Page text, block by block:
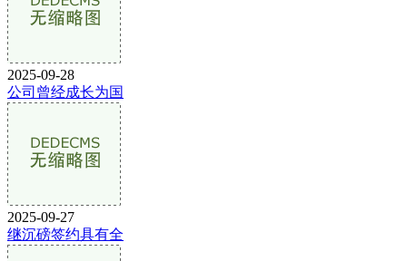
2025-09-28
公司曾经成长为国
2025-09-27
继沉磅签约具有全